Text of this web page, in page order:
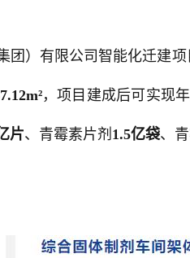
团）有限公司智能化迁建
，项目建成后可实现
片、青霉素片剂 1.5亿袋、